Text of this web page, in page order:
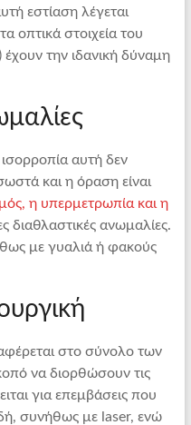
εστίαση λέγεται
οπτικά στοιχεία του
έχουν την ιδανική δύναμη
ισορροπία αυτή δεν
και η όραση είναι
η υπερμετρωπία και η
διαθλαστικές ανωμαλίες.
με γυαλιά ή φακούς
στο σύνολο των
να διορθώσουν τις
για επεμβάσεις που
συνήθως με laser, ενώ